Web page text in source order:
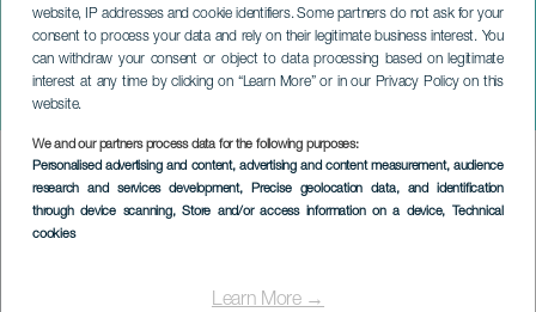
website, IP addresses and cookie identifiers. Some partners do not ask for your
consent to process your data and rely on their legitimate business interest. You
can withdraw your consent or object to data processing based on legitimate
interest at any time by clicking on “Learn More” or in our Privacy Policy on this
website.
We and our partners process data for the following purposes:
Personalised advertising and content, advertising and content measurement, audience
research and services development, Precise geolocation data, and identification
through device scanning, Store and/or access information on a device, Technical
cookies
Learn More →
Rondallas samling av
kulturkarnevalet
TENERIFE
Imagen
Listado